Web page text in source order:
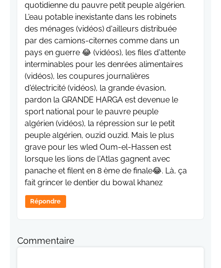
quotidienne du pauvre petit peuple algérien.
L'eau potable inexistante dans les robinets
des ménages (vidéos) d'ailleurs distribuée
par des camions-citernes comme dans un
pays en guerre 😂 (vidéos), les files d'attente
interminables pour les denrées alimentaires
(vidéos), les coupures journalières
d'électricité (vidéos), la grande évasion,
pardon la GRANDE HARGA est devenue le
sport national pour le pauvre peuple
algérien (vidéos), la répression sur le petit
peuple algérien, ouzid ouzid. Mais le plus
grave pour les wled Oum-el-Hassen est
lorsque les lions de l'Atlas gagnent avec
panache et filent en 8 ème de finale😂. Là, ça
fait grincer le dentier du bowal khanez
Répondre
Commentaire